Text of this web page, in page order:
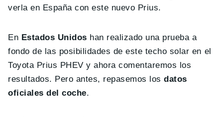
verla en España con este nuevo Prius.
En Estados Unidos han realizado una prueba a
fondo de las posibilidades de este techo solar en el
Toyota Prius PHEV y ahora comentaremos los
resultados. Pero antes, repasemos losdatos
oficiales del coche.